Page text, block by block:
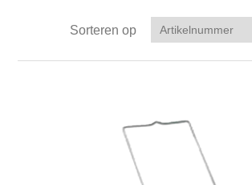
Sorteren op